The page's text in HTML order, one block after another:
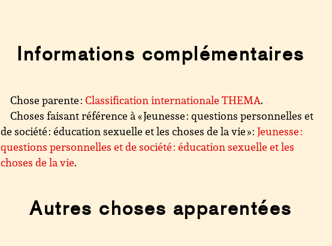
Informations complémentaires
Chose parente :Classification internationale THEMA.
Choses faisant référence à « Jeunesse : questions personnelles et
de société : éducation sexuelle et les choses de la vie » :Jeunesse :
questions personnelles et de société : éducation sexuelle et les
choses de la vie.
Autres choses apparentées